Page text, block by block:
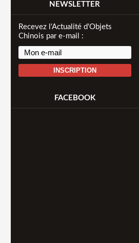
NEWSLETTER
Recevez l'Actualité d'Objets
Chinois par e-mail :
INSCRIPTION
FACEBOOK